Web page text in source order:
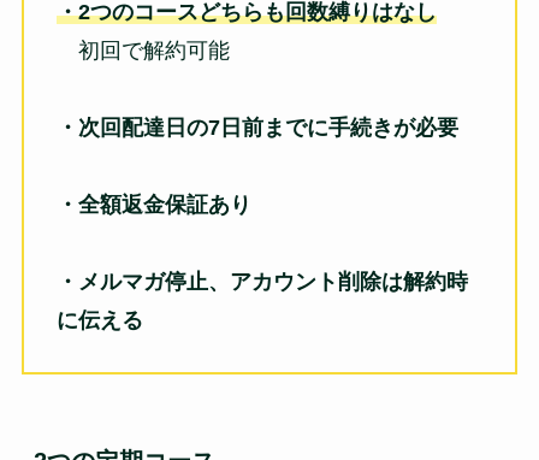
・2つのコースどちらも回数縛りはなし
初回で解約可能
・次回配達日の7日前までに手続きが必要
・全額返金保証あり
・メルマガ停止、アカウント削除は解約時
に伝える